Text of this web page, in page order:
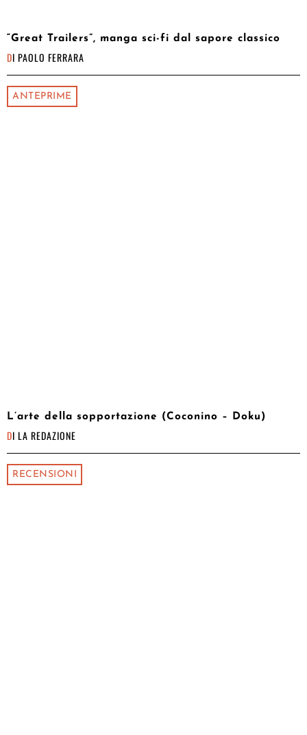
“Great Trailers”, manga sci-fi dal sapore classico
DI PAOLO FERRARA
ANTEPRIME
L’arte della sopportazione (Coconino – Doku)
DI LA REDAZIONE
RECENSIONI